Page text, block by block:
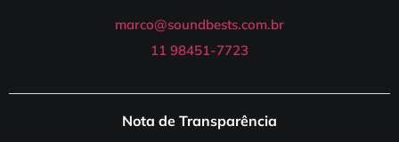
marco@soundbests.com.br
11 98451-7723
Nota de Transparência